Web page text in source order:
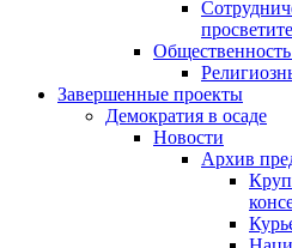
Завершенные проекты
Демократия в осаде
Новости
Архив